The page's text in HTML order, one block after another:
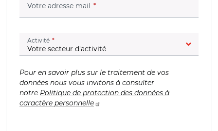
Votre adresse mail (champ obligatoire)
Activité (champ obligatoire)
Pour en savoir plus sur le traitement de vos
données nous vous invitons à consulter
notre Politique de protection des données à
caractère personnelle